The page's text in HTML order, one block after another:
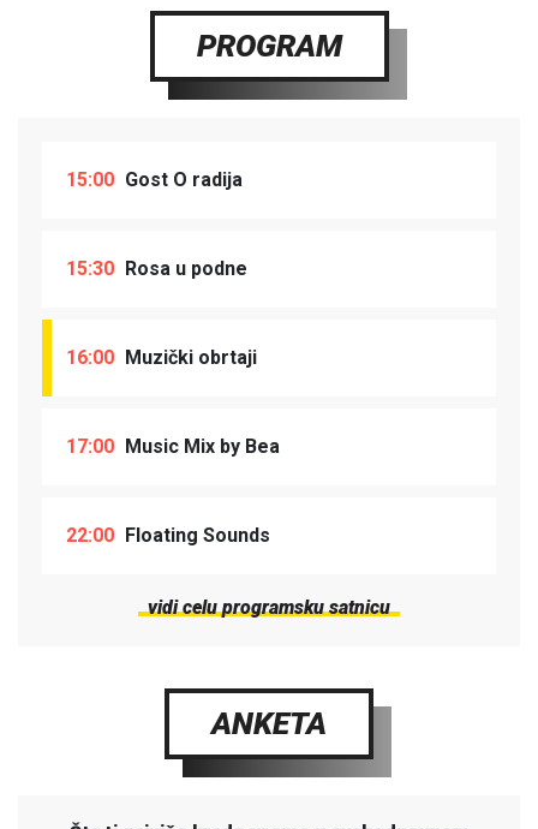
PROGRAM
15:00 Gost O radija
15:30 Rosa u podne
16:00 Muzički obrtaji
17:00 Music Mix by Bea
22:00 Floating Sounds
vidi celu programsku satnicu
ANKETA